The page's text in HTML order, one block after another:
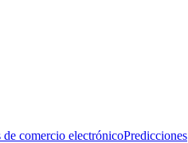
de comercio electrónicoPredicciones